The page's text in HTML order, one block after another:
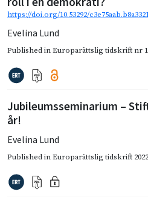
https://doi.org/10.53292/
Evelina Lund
Published inEuroparättslig tidskrift nr 1
Jubileumsseminarium –
år!
Evelina Lund
Published inEuroparättslig tidskrift